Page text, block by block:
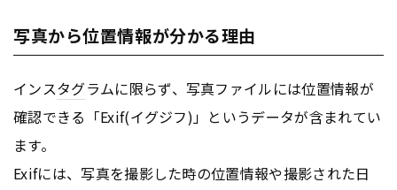
写真から位置情報が分かる理由
インスタグラムに限らず、写真ファイルには位置情報が
確認できる「Exif(イグジフ)」というデータが含まれてい
ます。
Exifには、写真を撮影した時の位置情報や撮影された日